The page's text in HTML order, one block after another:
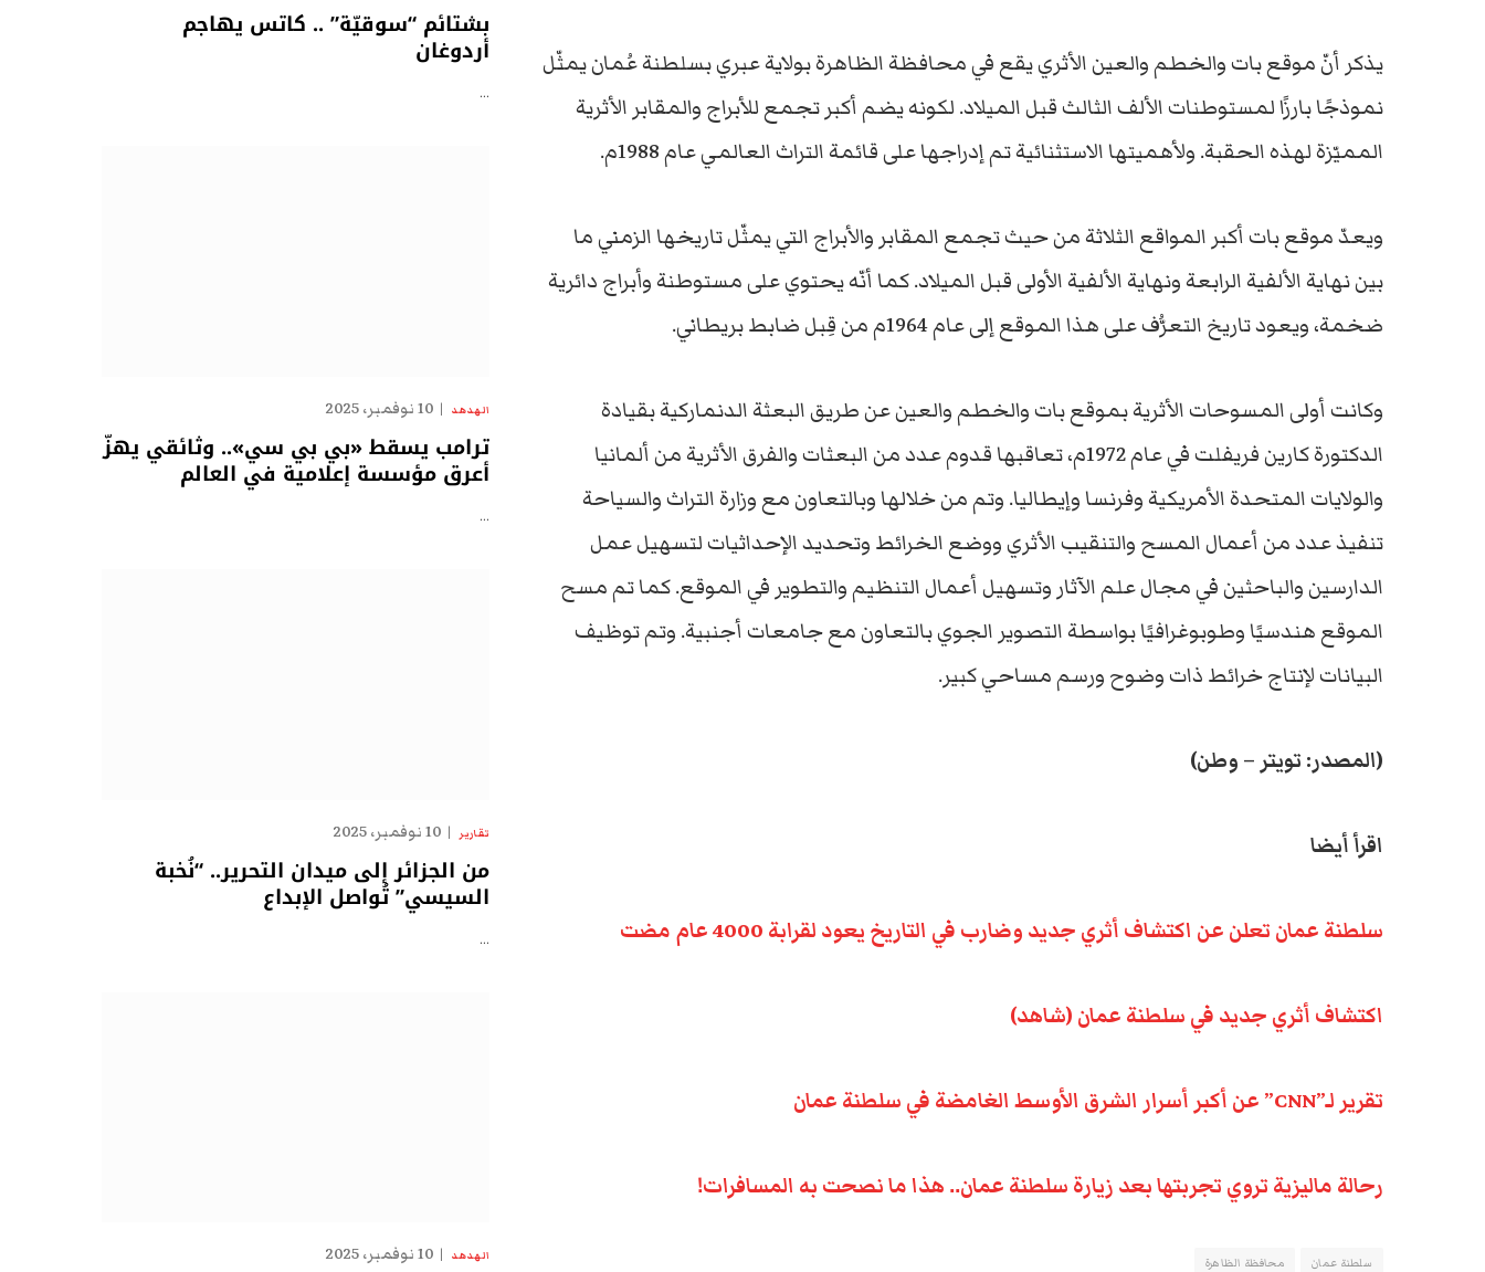
يذكر أنّ موقع بات والخطم والعين الأثري يقع في محافظة الظاهرة بولاية عبري بسلطنة عُمان يمثّل
نموذجًا بارزًا لمستوطنات الألف الثالث قبل الميلاد. لكونه يضم أكبر تجمع للأبراج والمقابر الأثرية
المميّزة لهذه الحقبة. ولأهميتها الاستثنائية تم إدراجها على قائمة التراث العالمي عام 1988م.
ويعدّ موقع بات أكبر المواقع الثلاثة من حيث تجمع المقابر والأبراج التي يمثّل تاريخها الزمني ما
بين نهاية الألفية الرابعة ونهاية الألفية الأولى قبل الميلاد. كما أنّه يحتوي على مستوطنة وأبراج دائرية
ضخمة، ويعود تاريخ التعرُّف على هذا الموقع إلى عام 1964م من قِبل ضابط بريطاني.
وكانت أولى المسوحات الأثرية بموقع بات والخطم والعين عن طريق البعثة الدنماركية بقيادة
الدكتورة كارين فريفلت في عام 1972م، تعاقبها قدوم عدد من البعثات والفرق الأثرية من ألمانيا
والولايات المتحدة الأمريكية وفرنسا وإيطاليا. وتم من خلالها وبالتعاون مع وزارة التراث والسياحة
تنفيذ عدد من أعمال المسح والتنقيب الأثري ووضع الخرائط وتحديد الإحداثيات لتسهيل عمل
الدارسين والباحثين في مجال علم الآثار وتسهيل أعمال التنظيم والتطوير في الموقع. كما تم مسح
الموقع هندسيًا وطوبوغرافيًا بواسطة التصوير الجوي بالتعاون مع جامعات أجنبية. وتم توظيف
البيانات لإنتاج خرائط ذات وضوح ورسم مساحي كبير.
(المصدر: تويتر – وطن)
اقرأ أيضا
سلطنة عمان تعلن عن اكتشاف أثري جديد وضارب في التاريخ يعود لقرابة 4000 عام مضت
اكتشاف أثري جديد في سلطنة عمان (شاهد)
تقرير لـ”CNN” عن أكبر أسرار الشرق الأوسط الغامضة في سلطنة عمان
رحالة ماليزية تروي تجربتها بعد زيارة سلطنة عمان.. هذا ما نصحت به المسافرات!
سلطنة عمان محافظة الظاهرة
بشتائم “سوقيّة” .. كاتس يهاجم
أردوغان
…
الهدهد 10 نوفمبر، 2025
ترامب يسقط «بي بي سي».. وثائقي يهزّ
أعرق مؤسسة إعلامية في العالم
…
تقارير 10 نوفمبر، 2025
من الجزائر إلى ميدان التحرير.. “نُخبة
السيسي” تُواصل الإبداع
…
الهدهد 10 نوفمبر، 2025